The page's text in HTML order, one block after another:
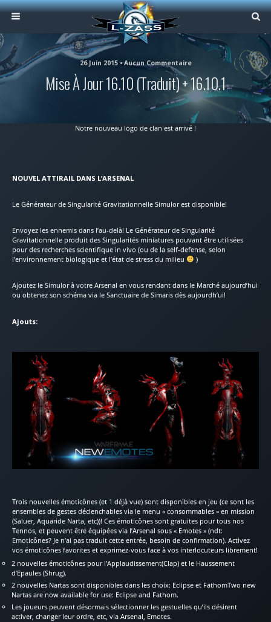
26 Juin 2015 • Aucun Commentaire
Mise À Jour 16.10 (traduit) + 16.10.1
Notre nouveau logo de clan est arrivé !
NOUVEL ATTIRAIL DANS L’ARSENAL
Le Générateur de Singularité Gravitationnelle Simulor est disponible!
Envoyez les ennemis dans l’au-delà! Le Générateur de Singularité
Gravitationnelle produit des Singularités miniatures pouvant être utilisées
pour des recherches scientifique in vivo (ou de la self-defense, selon
l’environnement biologique et l’état de stress du milieu
)
Ajoutez le Simulor à votre Arsenal en vous rendant dans le Marché aujourd’hui
ou obtenez son schéma via le Sanctuaire de Simaris dès aujourdh’ui!
Ajouts:
Trois nouvelles émoticônes (et 1 déjà vue) sont disponibles en jeu (ce sont les
ensembles de gestes déclenchables via le menu « consommables » en mission
(Saluer, Aquaride Narta, etc))! Ces émoticônes sont gratuites pour tous nos
Tennos, et peuvent être équipées via l’Arsenal sous « Emotes » (ndt:
Emoticônes? Je n’ai pas traduit cette entrée, besoin de confirmation). Activez
vos émoticônes favorites et exprimez-vous face à vos interlocuteurs librement!
2 nouvelles émoticônes pour l’Applaudissement(Clap) et le Haussement
d’Epaules (Shrug).
2 nouvelles Nartas sont disponibles dans les choix: Eclipse et FathomTwo new
Nartas are now available for use: Eclipse and Fathom.
Les joueurs peuvent désormais sélectionner les gestuelles qu’ils désirent
activer, changer leur ordre, etc, via Arsenal, Emotes.